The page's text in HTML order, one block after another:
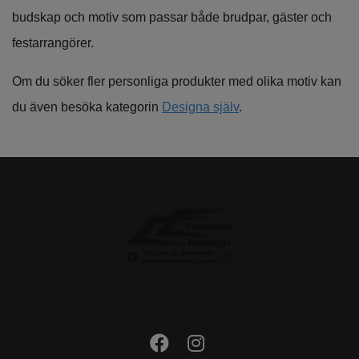
budskap och motiv som passar både brudpar, gäster och
festarrangörer.
Om du söker fler personliga produkter med olika motiv kan
du även besöka kategorin Designa själv.